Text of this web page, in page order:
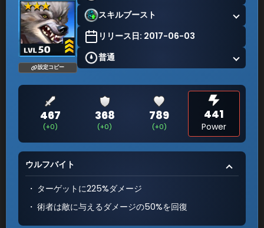
設定コピー
スキルブースト
リリース日: 2017-06-03
普通
467
(+0)
368
(+0)
789
(+0)
441
Power
ウルフバイト
ターゲットに225%ダメージ
術者は敵に与えるダメージの50%を回復